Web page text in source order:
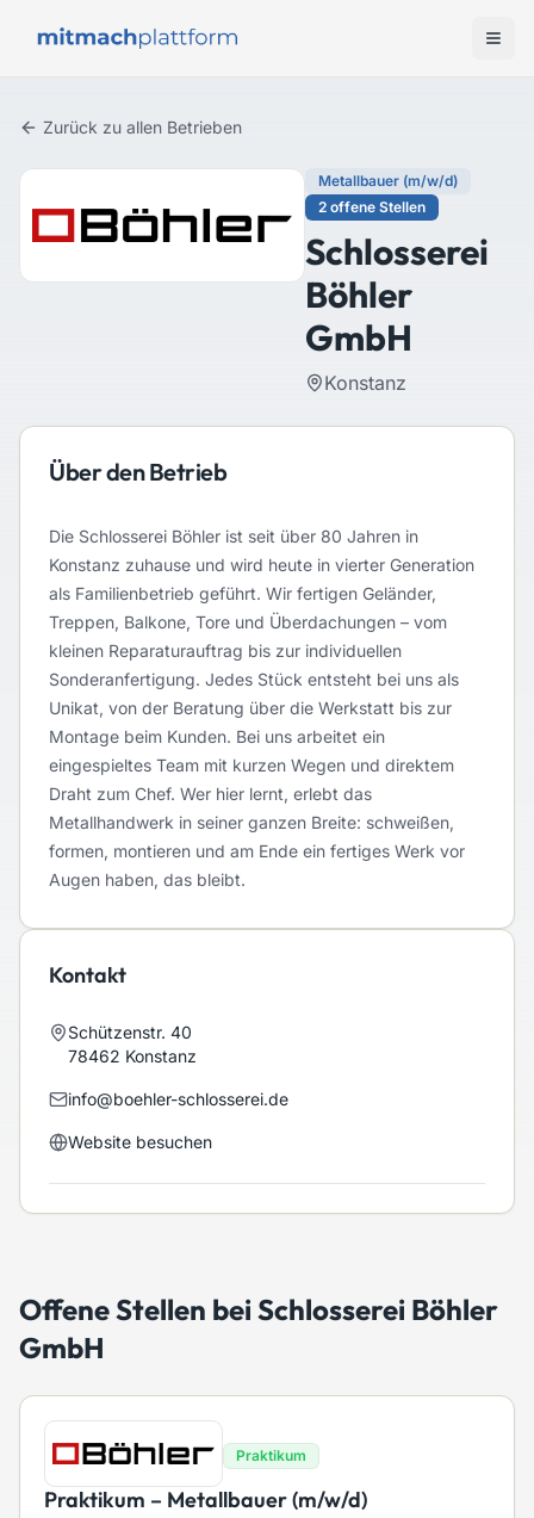
Zurück zu allen Betrieben
Metallbauer (m/w/d)
2 offene Stellen
Schlosserei
Böhler
GmbH
Konstanz
Über den Betrieb
Die Schlosserei Böhler ist seit über 80 Jahren in
Konstanz zuhause und wird heute in vierter Generation
als Familienbetrieb geführt. Wir fertigen Geländer,
Treppen, Balkone, Tore und Überdachungen – vom
kleinen Reparaturauftrag bis zur individuellen
Sonderanfertigung. Jedes Stück entsteht bei uns als
Unikat, von der Beratung über die Werkstatt bis zur
Montage beim Kunden. Bei uns arbeitet ein
eingespieltes Team mit kurzen Wegen und direktem
Draht zum Chef. Wer hier lernt, erlebt das
Metallhandwerk in seiner ganzen Breite: schweißen,
formen, montieren und am Ende ein fertiges Werk vor
Augen haben, das bleibt.
Kontakt
Schützenstr. 40
78462 Konstanz
info@boehler-schlosserei.de
Website besuchen
Offene Stellen bei Schlosserei Böhler
GmbH
Praktikum
Praktikum – Metallbauer (m/w/d)